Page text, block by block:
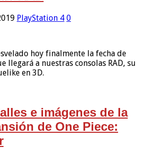
PlayStation 4 0
hoy finalmente la fecha de
llegará a nuestras consolas RAD, su
en 3D.
e imágenes de la
de One Piece: